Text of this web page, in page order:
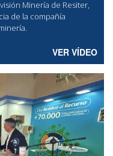
Minería de Resiter,
de la compañía
VER VÍDEO